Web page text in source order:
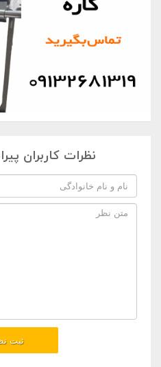
نظرات کاربران